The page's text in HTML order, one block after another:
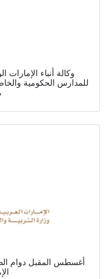
وكالة أنباء الإمارات
للمدارس الحكومية